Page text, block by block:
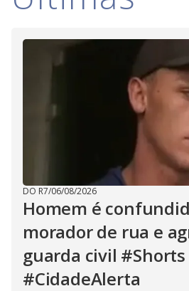
i
d
e
o
DO R7/06/08/2026
Homem é
morador de rua e
guarda civil #Shorts
#CidadeAlerta